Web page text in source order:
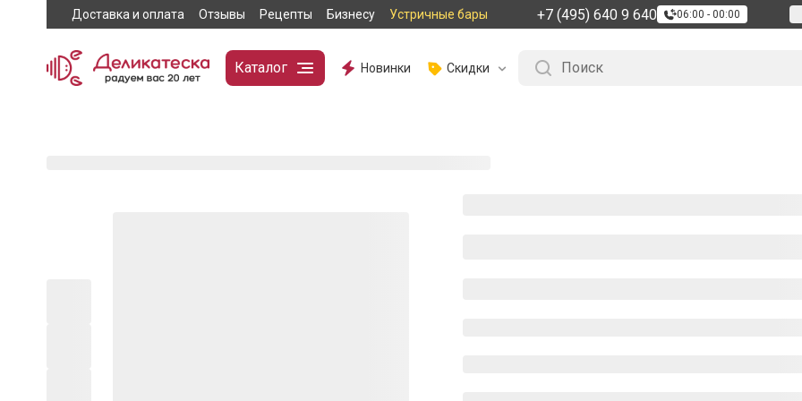
Доставка и оплата Отзывы Рецепты Бизнесу Устричные бары +7 (495) 640 9 640 06:00 - 00:00
Каталог Новинки Скидки